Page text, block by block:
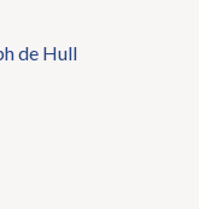
de Hull